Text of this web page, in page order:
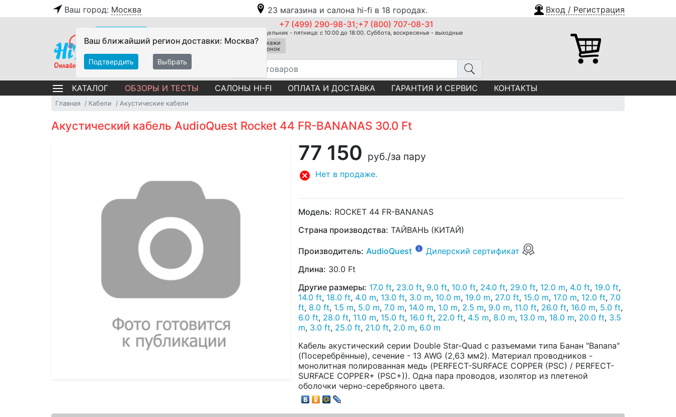
Ваш город: Москва 23 магазина и салона hi-fi в 18 городах. Вход / Регистрация
Ваш ближайший регион доставки: Москва?
Подтвердить Выбрать
+7 (499) 290-98-31;+7 (800) 707-08-31
Понедельник - пятница: с 10:00 до 18:00. Суббота, воскресенье - выходные
Закажи
звонок
КАТАЛОГ ОБЗОРЫ И ТЕСТЫ САЛОНЫ HI-FI ОПЛАТА И ДОСТАВКА ГАРАНТИЯ И СЕРВИС КОНТАКТЫ
Главная Кабели Акустические кабели
Акустический кабель AudioQuest Rocket 44 FR-BANANAS 30.0 Ft
77 150 руб./за пару
Нет в продаже.
Модель: ROCKET 44 FR-BANANAS
Страна производства: ТАЙВАНЬ (КИТАЙ)
Производитель: AudioQuest
Дилерский сертификат
Длина: 30.0 Ft
Другие размеры: 17.0 ft, 23.0 ft, 9.0 ft, 10.0 ft, 24.0 ft, 29.0 ft, 12.0 m, 4.0 ft, 19.0 ft,
14.0 ft, 18.0 ft, 4.0 m, 13.0 ft, 3.0 m, 10.0 m, 19.0 m, 27.0 ft, 15.0 m, 17.0 m, 12.0 ft, 7.0
ft, 8.0 ft, 1.5 m, 5.0 m, 7.0 m, 14.0 m, 1.0 m, 2.5 m, 9.0 m, 11.0 ft, 26.0 ft, 16.0 m, 5.0 ft,
6.0 ft, 28.0 ft, 11.0 m, 15.0 ft, 16.0 ft, 22.0 ft, 4.5 m, 8.0 m, 13.0 m, 18.0 m, 20.0 ft, 3.5
m, 3.0 ft, 25.0 ft, 21.0 ft, 2.0 m, 6.0 m
Кабель акустический серии Double Star-Quad с разъемами типа Банан "Banana"
(Посеребрённые), сечение - 13 AWG (2,63 мм2). Материал проводников -
монолитная полированная медь (PERFECT-SURFACE COPPER (PSC) / PERFECT-
SURFACE COPPER+ (PSC+)). Одна пара проводов, изолятор из плетеной
оболочки черно-серебряного цвета.